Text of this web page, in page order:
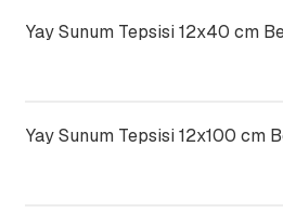
Yay Sunum Tepsisi 12x40 cm
Yay Sunum Tepsisi 12x100 cm